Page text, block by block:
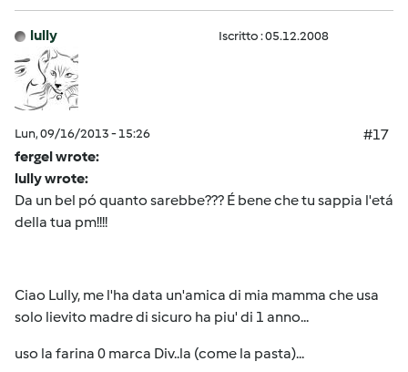
lully Iscritto : 05.12.2008
Lun, 09/16/2013 - 15:26
#17
fergel wrote:
lully wrote:
Da un bel pó quanto sarebbe??? É bene che tu sappia l'etá
della tua pm!!!!
Ciao Lully, me l'ha data un'amica di mia mamma che usa
solo lievito madre di sicuro ha piu' di 1 anno...
uso la farina 0 marca Div..la (come la pasta)...